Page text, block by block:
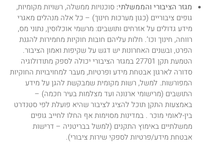
מגזר הציבורי והממשלתי: סוכנויות ממשלה, רשויות מקומיות,
גופים ציבוריים (כגון מערכות חינוך) – כל אלה מנהלים מאגרי
מידע גדולים על אזרחים ותושבים: מרשמי אוכלוסין, נתוני מס,
רווחה, חינוך וכו’. חלות עליהם חובות חוקיות מחמירות להגנת
הפרט, ובשנים האחרונות יש דגש על שקיפות ואמון הציבור.
הטמעת תקן 27701 במגזר הציבורי יכולה לספק מתודולוגיה
סדורה לארגון אבטחת מידע ופרטיות, מעבר למחויבויות החוקיות
המפורשות. למשל, רשות מקומית שמבקשת להגן על מידע
התושבים (מרישומי ארנונה ועד מצלמות בעיר חכמה) –
באמצעות התקן תוכל להציג לציבור שהיא פועלת לפי סטנדרט
בין-לאומי מוכר . במדינות מסוימות אף החלו לחייב גופים
ממשלתיים באימוץ התקנים (למשל בבריטניה – דרישות
אבטחת מידע/פרטיות לספקי שירות ציבורי).